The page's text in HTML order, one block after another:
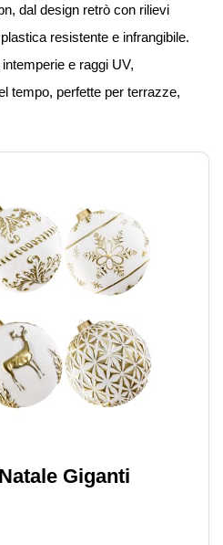
dal design retrò con rilievi
resistente e infrangibile.
e raggi UV,
tempo, perfette per terrazze,
Giganti